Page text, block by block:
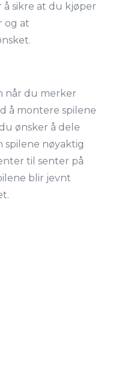
sikre at du kjøper
og at
når du merker
å montere spilene
ønsker å dele
spilene nøyaktig
til senter på
blir jevnt